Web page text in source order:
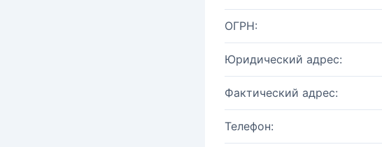
ОГРН:
Юридический адрес:
Фактический адрес:
Телефон: